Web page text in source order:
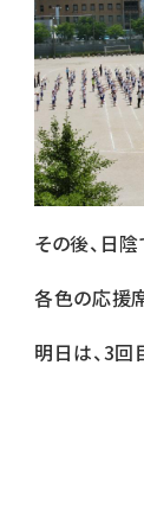
その後、日
各色の応援
明日は、3回